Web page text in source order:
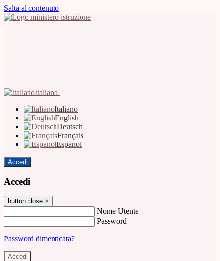
Salta al contenuto
Italiano
Italiano
English
Deutsch
Français
Español
Accedi
Accedi
button close ×
Nome Utente
Password
Password dimenticata?